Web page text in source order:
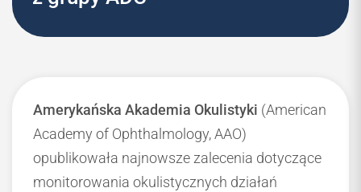
Amerykańska Akademia Okulistyki (American
Academy of Ophthalmology, AAO)
opublikowała najnowsze zalecenia dotyczące
monitorowania okulistycznych działań